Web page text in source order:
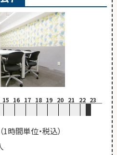
15 16 17 18 19 20 21 22 23
時間単位・税込）